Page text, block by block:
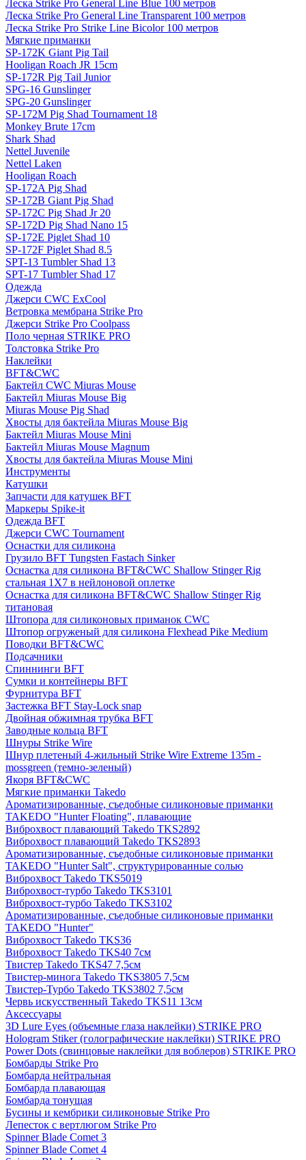
Леска Strike Pro General Line Blue 100 метров
Леска Strike Pro General Line Transparent 100 метров
Леска Strike Pro Strike Line Bicolor 100 метров
Мягкие приманки
SP-172K Giant Pig Tail
Hooligan Roach JR 15cm
SP-172R Pig Tail Junior
SPG-16 Gunslinger
SPG-20 Gunslinger
SP-172M Pig Shad Tournament 18
Monkey Brute 17cm
Shark Shad
Nettel Juvenile
Nettel Laken
Hooligan Roach
SP-172A Pig Shad
SP-172B Giant Pig Shad
SP-172C Pig Shad Jr 20
SP-172D Pig Shad Nano 15
SP-172E Piglet Shad 10
SP-172F Piglet Shad 8.5
SPT-13 Tumbler Shad 13
SPT-17 Tumbler Shad 17
Одежда
Джерси CWC ExCool
Ветровка мембрана Strike Pro
Джерси Strike Pro Coolpass
Поло черная STRIKE PRO
Толстовка Strike Pro
Наклейки
BFT&CWC
Бактейл CWC Miuras Mouse
Бактейл Miuras Mouse Big
Miuras Mouse Pig Shad
Хвосты для бактейла Miuras Mouse Big
Бактейл Miuras Mouse Mini
Бактейл Miuras Mouse Magnum
Хвосты для бактейла Miuras Mouse Mini
Инструменты
Катушки
Запчасти для катушек BFT
Маркеры Spike-it
Одежда BFT
Джерси CWC Tournament
Оснастки для силикона
Грузило BFT Tungsten Fastach Sinker
Оснастка для силикона BFT&CWC Shallow Stinger Rig
стальная 1X7 в нейлоновой оплетке
Оснастка для силикона BFT&CWC Shallow Stinger Rig
титановая
Штопора для силиконовых приманок CWC
Штопор огруженый для силикона Flexhead Pike Medium
Поводки BFT&CWC
Подсачники
Спиннинги BFT
Сумки и контейнеры BFT
Фурнитура BFT
Застежка BFT Stay-Lock snap
Двойная обжимная трубка BFT
Заводные кольца BFT
Шнуры Strike Wire
Шнур плетеный 4-жильный Strike Wire Extreme 135m -
mossgreen (темно-зеленый)
Якоря BFT&CWC
Мягкие приманки Takedo
Ароматизированные, съедобные силиконовые приманки
TAKEDO "Hunter Floating", плавающие
Виброхвост плавающий Takedo TKS2892
Виброхвост плавающий Takedo TKS2893
Ароматизированные, съедобные силиконовые приманки
TAKEDO "Hunter Salt", структурированные солью
Виброхвост Takedo TKS5019
Виброхвост-турбо Takedo TKS3101
Виброхвост-турбо Takedo TKS3102
Ароматизированные, съедобные силиконовые приманки
TAKEDO "Hunter"
Виброхвост Takedo TKS36
Виброхвост Takedo TKS40 7см
Твистер Takedo TKS47 7,5см
Твистер-минога Takedo TKS3805 7,5см
Твистер-Турбо Takedo TKS3802 7,5см
Червь искусственный Takedo TKS11 13см
Аксессуары
3D Lure Eyes (объемные глаза наклейки) STRIKE PRO
Hologram Stiker (голографические наклейки) STRIKE PRO
Power Dots (свинцовые наклейки для воблеров) STRIKE PRO
Бомбарды Strike Pro
Бомбарда нейтральная
Бомбарда плавающая
Бомбарда тонущая
Бусины и кембрики силиконовые Strike Pro
Лепесток с вертлюгом Strike Pro
Spinner Blade Comet 3
Spinner Blade Comet 4